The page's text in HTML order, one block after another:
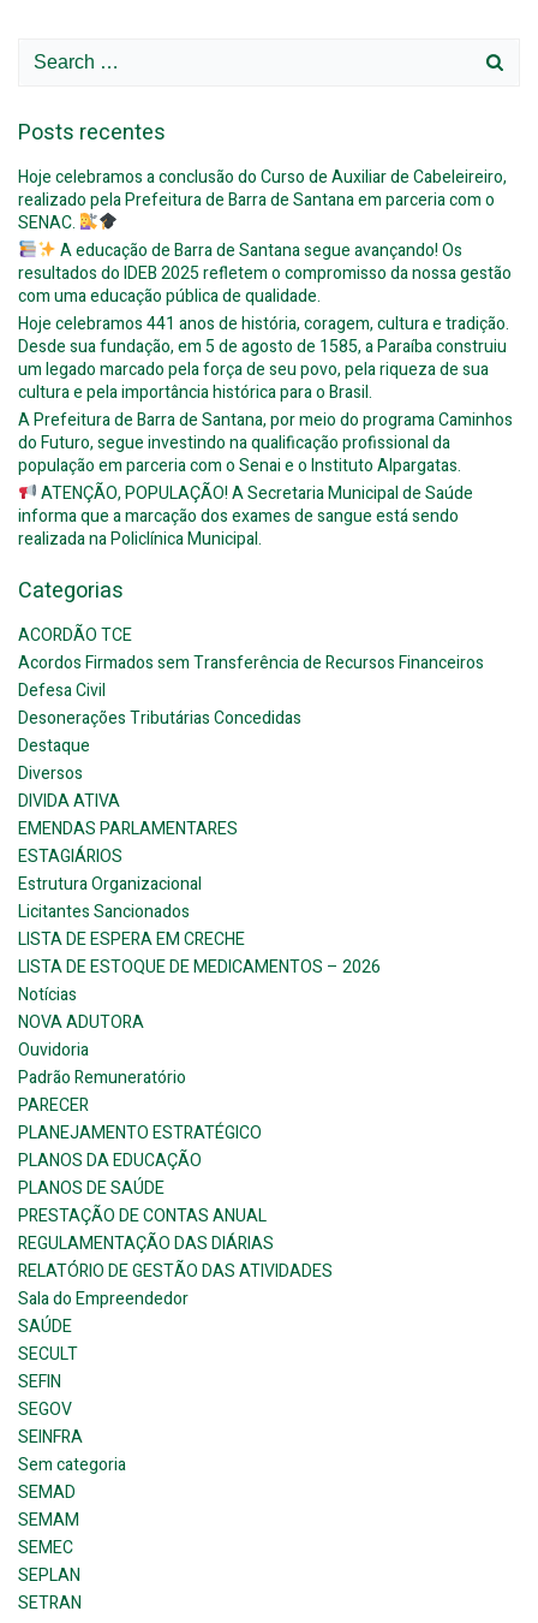
Search
Posts recentes
Hoje celebramos a conclusão do Curso de Auxiliar de Cabeleireiro,
realizado pela Prefeitura de Barra de Santana em parceria com o
SENAC.
A educação de Barra de Santana segue avançando! Os
resultados do IDEB 2025 refletem o compromisso da nossa gestão
com uma educação pública de qualidade.
Hoje celebramos 441 anos de história, coragem, cultura e tradição.
Desde sua fundação, em 5 de agosto de 1585, a Paraíba construiu
um legado marcado pela força de seu povo, pela riqueza de sua
cultura e pela importância histórica para o Brasil.
A Prefeitura de Barra de Santana, por meio do programa Caminhos
do Futuro, segue investindo na qualificação profissional da
população em parceria com o Senai e o Instituto Alpargatas.
ATENÇÃO, POPULAÇÃO! A Secretaria Municipal de Saúde
informa que a marcação dos exames de sangue está sendo
realizada na Policlínica Municipal.
Categorias
ACORDÃO TCE
Acordos Firmados sem Transferência de Recursos Financeiros
Defesa Civil
Desonerações Tributárias Concedidas
Destaque
Diversos
DIVIDA ATIVA
EMENDAS PARLAMENTARES
ESTAGIÁRIOS
Estrutura Organizacional
Licitantes Sancionados
LISTA DE ESPERA EM CRECHE
LISTA DE ESTOQUE DE MEDICAMENTOS – 2026
Notícias
NOVA ADUTORA
Ouvidoria
Padrão Remuneratório
PARECER
PLANEJAMENTO ESTRATÉGICO
PLANOS DA EDUCAÇÃO
PLANOS DE SAÚDE
PRESTAÇÃO DE CONTAS ANUAL
REGULAMENTAÇÃO DAS DIÁRIAS
RELATÓRIO DE GESTÃO DAS ATIVIDADES
Sala do Empreendedor
SAÚDE
SECULT
SEFIN
SEGOV
SEINFRA
Sem categoria
SEMAD
SEMAM
SEMEC
SEPLAN
SETRAN